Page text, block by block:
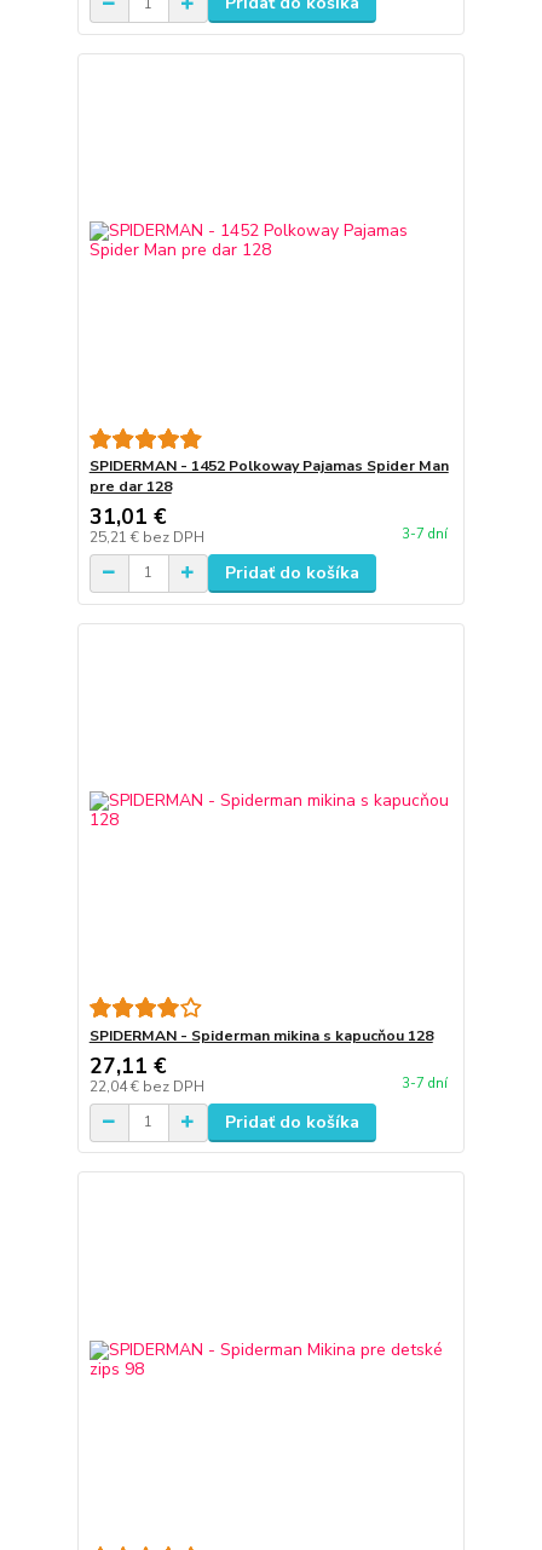
SPIDERMAN - 1452 Polkoway Pajamas Spider Man
pre dar 128
31,01 €
25,21 € bez DPH 3-7 dní
Pridať do košíka
SPIDERMAN - Spiderman mikina s kapucňou 128
27,11 €
22,04 € bez DPH 3-7 dní
Pridať do košíka